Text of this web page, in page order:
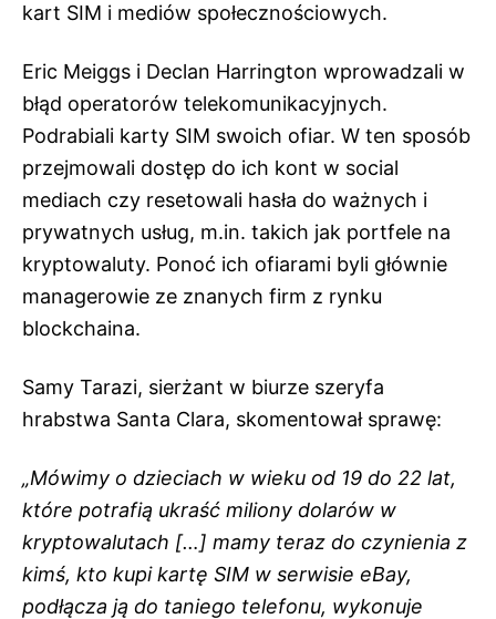
kart SIM i mediów społecznościowych.
Eric Meiggs i Declan Harrington wprowadzali w
błąd operatorów telekomunikacyjnych.
Podrabiali karty SIM swoich ofiar. W ten sposób
przejmowali dostęp do ich kont w social
mediach czy resetowali hasła do ważnych i
prywatnych usług, m.in. takich jak portfele na
kryptowaluty. Ponoć ich ofiarami byli głównie
managerowie ze znanych firm z rynku
blockchaina.
Samy Tarazi, sierżant w biurze szeryfa
hrabstwa Santa Clara, skomentował sprawę:
„Mówimy o dzieciach w wieku od 19 do 22 lat,
które potrafią ukraść miliony dolarów w
kryptowalutach […] mamy teraz do czynienia z
kimś, kto kupi kartę SIM w serwisie eBay,
podłącza ją do taniego telefonu, wykonuje